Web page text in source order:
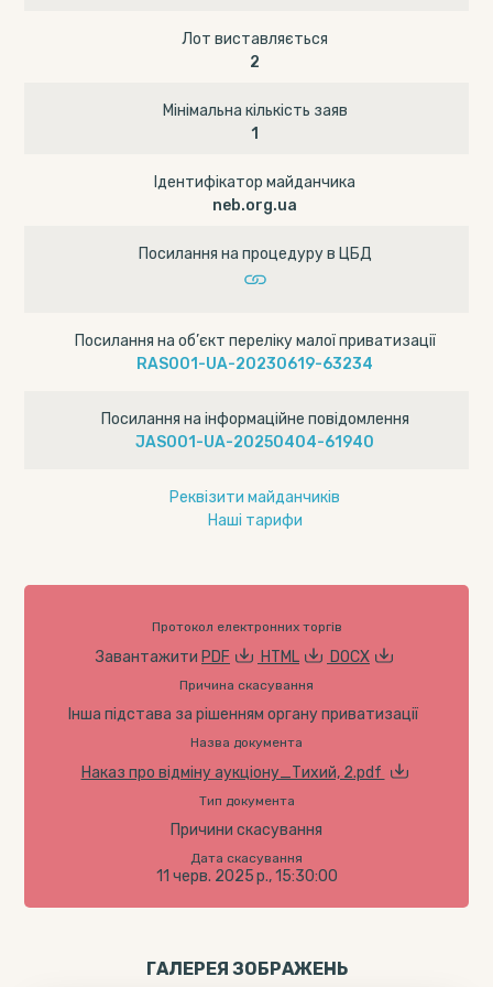
Лот виставляється
2
Мінімальна кількість заяв
1
Ідентифікатор майданчика
neb.org.ua
Посилання на процедуру в ЦБД
Посилання на об’єкт переліку малої приватизації
RAS001-UA-20230619-63234
Посилання на інформаційне повідомлення
JAS001-UA-20250404-61940
Реквізити майданчиків
Наші тарифи
Протокол електронних торгів
Завантажити PDF HTML DOCX
Причина скасування
Інша підстава за рішенням органу приватизації
Назва документа
Наказ про відміну аукціону_Тихий, 2.pdf
Тип документа
Причини скасування
Дата скасування
11 черв. 2025 р., 15:30:00
ГАЛЕРЕЯ ЗОБРАЖЕНЬ